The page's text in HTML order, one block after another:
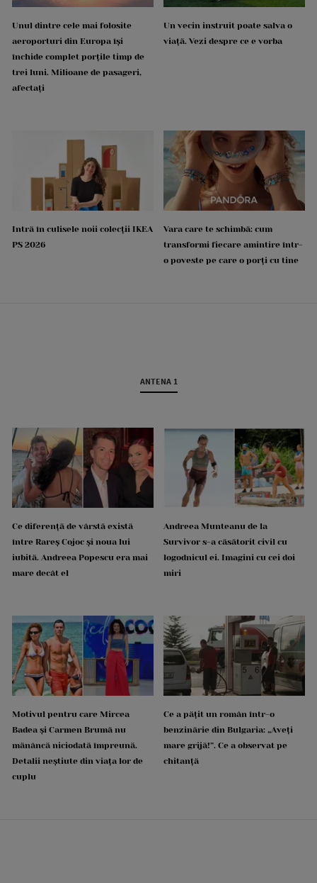
Unul dintre cele mai folosite
aeroporturi din Europa își
închide complet porțile timp de
trei luni. Milioane de pasageri,
afectați
Un vecin instruit poate salva o
viață. Vezi despre ce e vorba
Intră în culisele noii colecții IKEA
PS 2026
Vara care te schimbă: cum
transformi fiecare amintire într-
o poveste pe care o porți cu tine
ANTENA 1
Ce diferență de vârstă există
între Rareș Cojoc și noua lui
iubită. Andreea Popescu era mai
mare decât el
Andreea Munteanu de la
Survivor s-a căsătorit civil cu
logodnicul ei. Imagini cu cei doi
miri
Motivul pentru care Mircea
Badea și Carmen Brumă nu
mănâncă niciodată împreună.
Detalii neștiute din viața lor de
cuplu
Ce a pățit un român într-o
benzinărie din Bulgaria: „Aveți
mare grijă!”. Ce a observat pe
chitanță